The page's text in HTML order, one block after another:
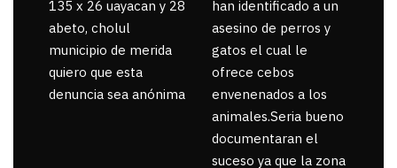
135 x 26 uayacan y 28
abeto, cholul
municipio de merida
quiero que esta
denuncia sea anónima
han identificado a un
asesino de perros y
gatos el cual le
ofrece cebos
envenenados a los
animales.Seria bueno
documentaran el
suceso ya que la zona